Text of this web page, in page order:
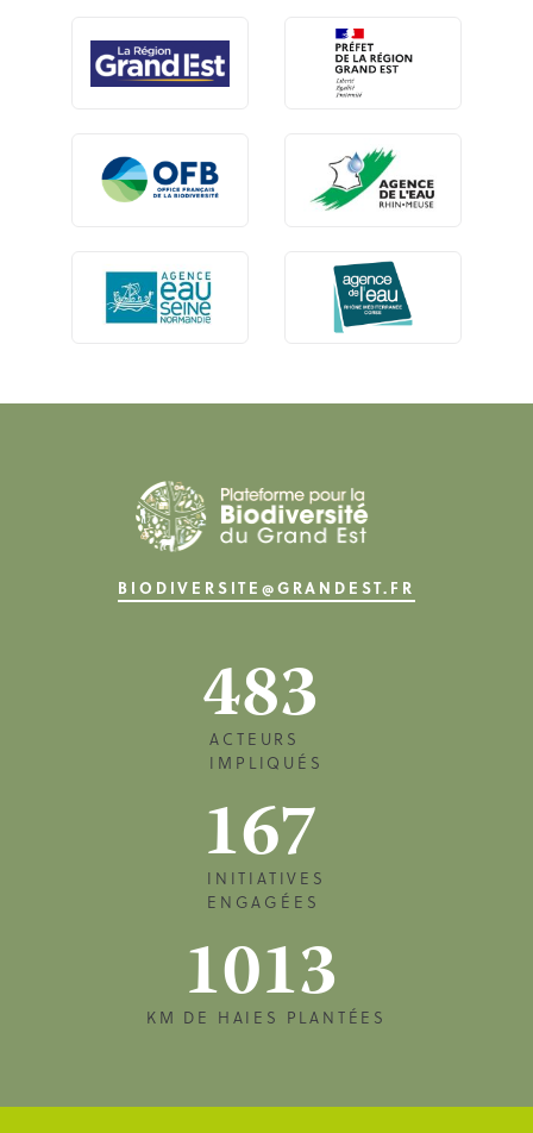
BIODIVERSITE@GRANDEST.FR
483
ACTEURS
IMPLIQUÉS
167
INITIATIVES
ENGAGÉES
1013
KM DE HAIES PLANTÉES